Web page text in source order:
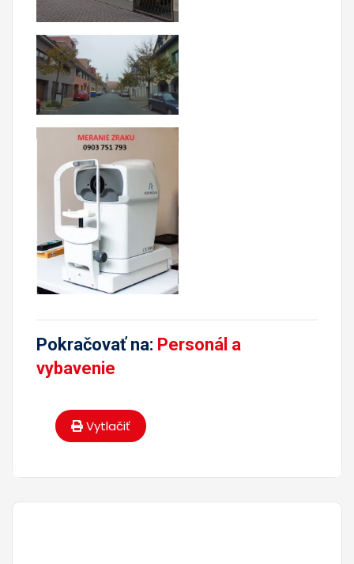
Pokračovať na: Personál a
vybavenie
Vytlačiť